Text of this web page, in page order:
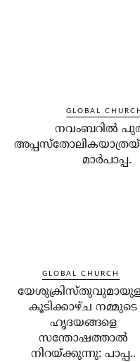
GLOBAL CHURCH
നവംബറില്‍
മാര്‍പാപ്പ.
GLOBAL CHURCH
കൂടിക്കാഴ്ച നമ്മുടെ
ഹൃദയങ്ങളെ
സന്തോഷത്താല്‍
നിറയ്ക്കുന്നു: പാപ്പ..